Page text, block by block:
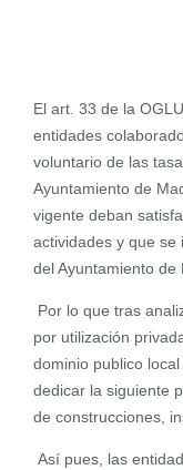
El art. 33 de la
entidades
voluntario de las
Ayuntamiento de
vigente deban
actividades y que se
del Ayuntamiento de
Por lo que tras
por utilización
dominio publico
dedicar la siguiente
de construcciones,
Así pues, las